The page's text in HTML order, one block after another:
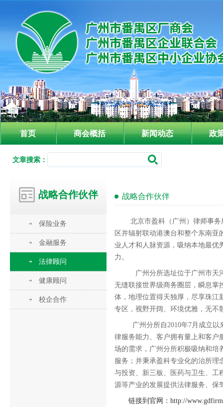
首页 商会概括 新闻动态 政
文章搜索：
战略合作伙伴
保险业务
金融服务
法律顾问
健康顾问
校企合作
战略合作伙伴
北京市盈科（广州）律师事
区并辐射联动港澳台和整个东南
业人才和人脉资源，吸纳本地最
力。
广州分所选址位于广州市天河
无缝联接世界级商务圈层，瞬息掌
体，地理位置得天独厚，尽享珠江
专区，视野开阔、环境优雅，无不
广州分所自2010年7月成立
律服务能力、客户拥有量上和客户
场的需求，广州分所积极吸纳和培
服务；并秉承盈科专业化的治所
与投资、新三板、医药与卫生、工
源等产业的发展提供法律服务、保
链接到官网：http://